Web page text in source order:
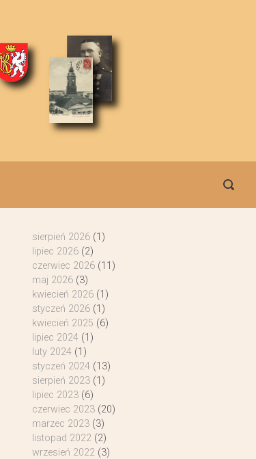
sierpień 2026(1)
lipiec 2026(2)
czerwiec 2026(11)
maj 2026(3)
kwiecień 2026(1)
styczeń 2026(1)
kwiecień 2025 (6)
lipiec 2024(1)
luty 2024(1)
styczeń 2024(13)
sierpień 2023(1)
lipiec 2023(6)
czerwiec 2023(20)
marzec 2023(3)
listopad 2022(2)
wrzesień 2022(3)